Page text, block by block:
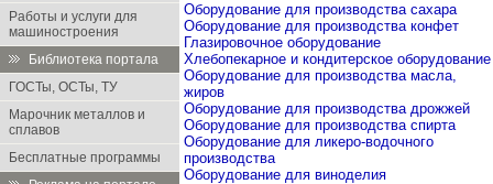
Работы и услуги для
машиностроения
Библиотека портала
ГОСТы, ОСТы, ТУ
Марочник металлов и
сплавов
Бесплатные программы
Оборудование для производства сахара
Оборудование для производства конфет
Глазировочное оборудование
Хлебопекарное и кондитерское оборудование
Оборудование для производства масла,
жиров
Оборудование для производства дрожжей
Оборудование для производства спирта
Оборудование для ликеро-водочного
производства
Оборудование для виноделия